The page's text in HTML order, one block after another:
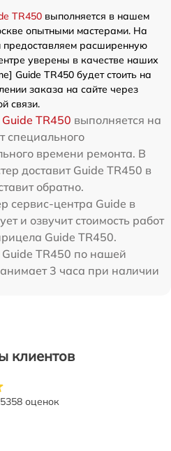
TR450 выполняется в нашем
опытными мастерами. На
предоставляем расширенную
уверены в качестве наших
Guide TR450 будет стоить на
заказа на сайте через
связи.
TR450 выполняется на
специального
времени ремонта. В
доставит Guide TR450 в
обратно.
сервис-центра Guide в
и озвучит стоимость работ
Guide TR450.
TR450 по нашей
3 часа при наличии
клиентов
5358 оценок